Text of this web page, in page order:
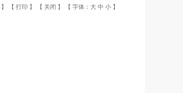
】 【 打印 】 【 关闭 】 【 字体： 大中 小 】